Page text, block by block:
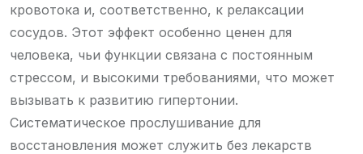
кровотока и, соответственно, к релаксации
сосудов. Этот эффект особенно ценен для
человека, чьи функции связана с постоянным
стрессом, и высокими требованиями, что может
вызывать к развитию гипертонии.
Систематическое прослушивание для
восстановления может служить без лекарств